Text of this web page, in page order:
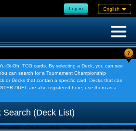
Log in English
?
Gi-Oh! TCG cards. By selecting a Deck, you can see
can search for a Tournament Championship
or Decks that contain a specific card. Decks that can
DUEL are also registered here; use them as a
Search (Deck List)